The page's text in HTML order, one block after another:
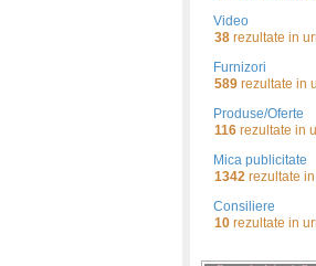
Video
38 rezultate in
Furnizori
589 rezultate in
Produse/Oferte
116 rezultate in
Mica publicitate
1342 rezultate
Consiliere
10 rezultate in